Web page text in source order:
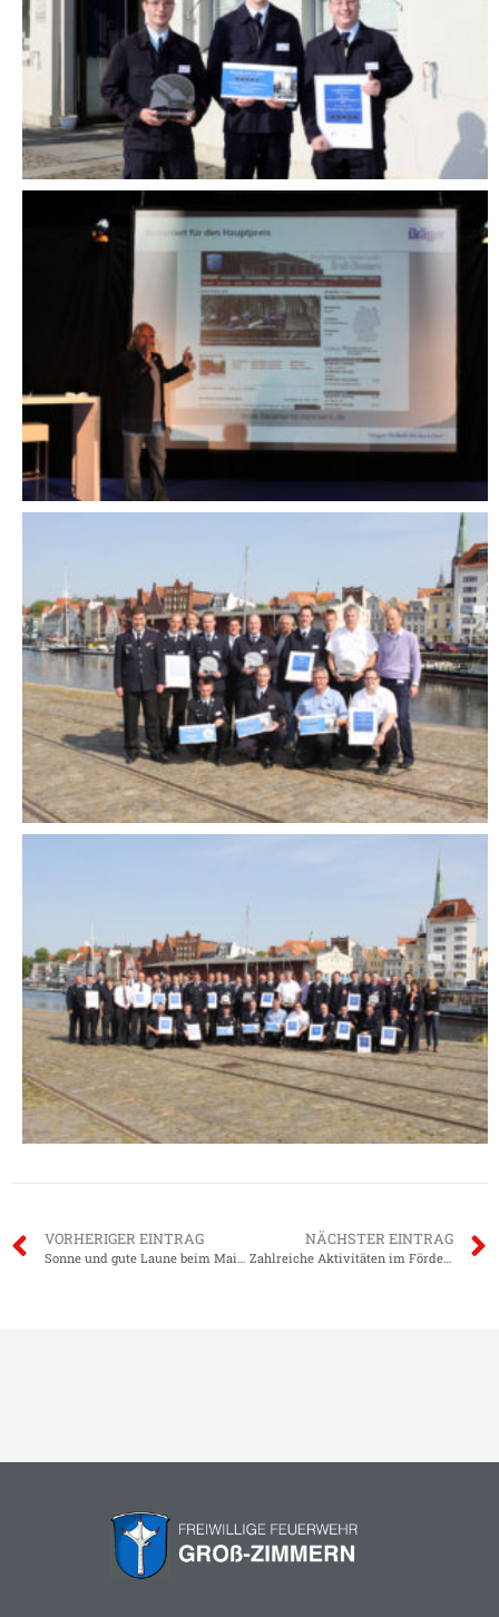
VORHERIGER EINTRAG
Sonne und gute Laune beim Maifest
NÄCHSTER EINTRAG
Zahlreiche Aktivitäten im Förderverein